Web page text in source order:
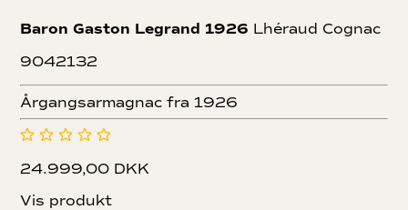
Baron Gaston Legrand 1926 Lhéraud Cognac
9042132
Årgangsarmagnac fra 1926
24.999,00 DKK
Vis produkt